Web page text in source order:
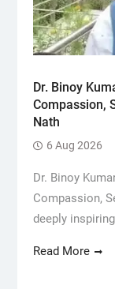
Dr. Binoy
Compassion,
Nath
6 Aug 2026
Dr. Binoy
Compassion,
deeply
Read More